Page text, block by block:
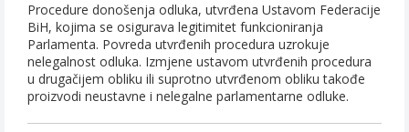
Procedure donošenja odluka, utvrđena Ustavom Federacije
BiH, kojima se osigurava legitimitet funkcioniranja
Parlamenta. Povreda utvrđenih procedura uzrokuje
nelegalnost odluka. Izmjene ustavom utvrđenih procedura
u drugačijem obliku ili suprotno utvrđenom obliku takođe
proizvodi neustavne i nelegalne parlamentarne odluke.